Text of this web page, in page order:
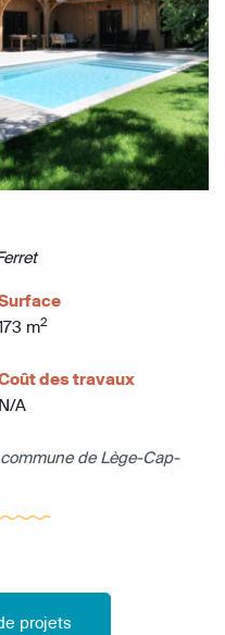
m2
des travaux
N/A
de Lège-Cap-
projets